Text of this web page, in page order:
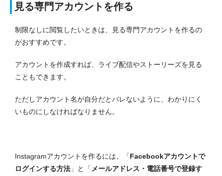
見る専門アカウントを作る
制限なしに閲覧したいときは、見る専門アカウントを作るの
がおすすめです。
アカウントを作成すれば、ライブ配信やストーリーズを見る
こともできます。
ただしアカウント名が自分だとバレないように、わかりにく
いものにしなければなりません。
Instagramアカウントを作るには、「Facebookアカウントで
ログインする方法 」と「 メールアドレス・電話番号で登録す